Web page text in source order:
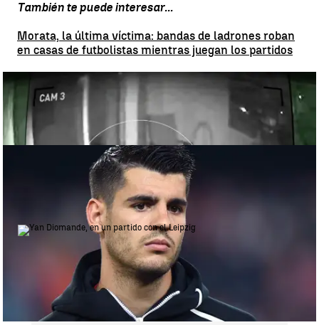
También te puede interesar...
Morata, la última víctima: bandas de ladrones roban
en casas de futbolistas mientras juegan los partidos
Morata, la última víctima: bandas de ladrones roban en casas de
futbolistas mientras juegan los partidos |
moratarobos_A3D
Dos encapuchados asaltan la casa de Álvaro Morata
para robar con sus hijos dentro
Dos encapuchados asaltan la casa de Álvaro Morata para robar con
sus hijos dentro |
El Real Madrid ficha a Yan Diomande
por siete temporadas